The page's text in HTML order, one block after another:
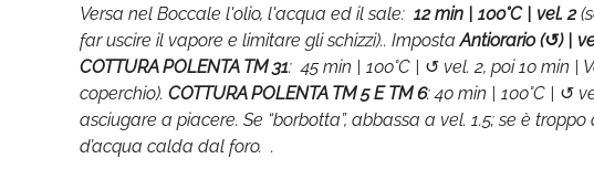
Versa nel Boccale l'olio, l'acqua ed il sale: 12 min | 100°C | vel. 2
far uscire il vapore e limitare gli schizzi).. ImpostaAntiorario (↺) |
COTTURA POLENTA TM 31: 45 min | 100°C | ↺ vel. 2, poi 10 min
coperchio). COTTURA POLENTA TM 5 E TM 6: 40 min | 100°C | ↺
asciugare a piacere. Se “borbotta”, abbassa a vel. 1.5; se è
d’acqua calda dal foro. .